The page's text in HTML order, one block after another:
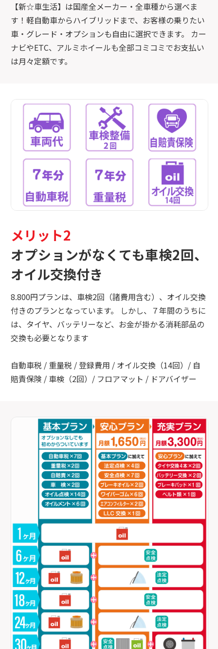
【新☆車生活】は国産全メーカー・全車種から選べま
す！軽自動車からハイブリッドまで、お客様の乗りたい
車・グレード・オプションも自由に選択できます。 カー
ナビやETC、アルミホイールも全部コミコミでお支払い
は月々定額です。
メリット2
オプションがなくても車検2回、
オイル交換付き
8.800円プランは、車検2回（諸費用含む）、オイル交換
付きのプランとなっています。 しかし、７年間のうちに
は、タイヤ、バッテリーなど、お金が掛かる消耗部品の
交換も必要となります
自動車税 / 重量税 / 登録費用 / オイル交換（14回）/ 自
賠責保険 / 車検（2回）/ フロアマット / ドアバイザー